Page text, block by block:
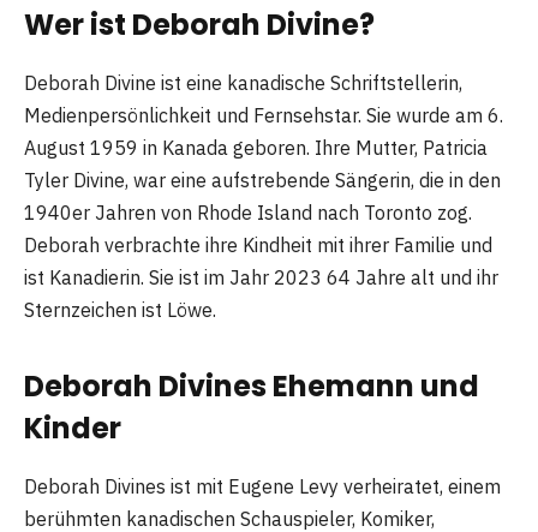
Wer ist Deborah Divine?
Deborah Divine ist eine kanadische Schriftstellerin,
Medienpersönlichkeit und Fernsehstar. Sie wurde am 6.
August 1959 in Kanada geboren. Ihre Mutter, Patricia
Tyler Divine, war eine aufstrebende Sängerin, die in den
1940er Jahren von Rhode Island nach Toronto zog.
Deborah verbrachte ihre Kindheit mit ihrer Familie und
ist Kanadierin. Sie ist im Jahr 2023 64 Jahre alt und ihr
Sternzeichen ist Löwe.
Deborah Divines Ehemann und
Kinder
Deborah Divines ist mit Eugene Levy verheiratet, einem
berühmten kanadischen Schauspieler, Komiker,